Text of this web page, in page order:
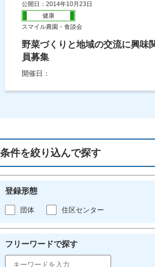
公開日：2014年10月23日
健康
スマイル農園・食談会
野菜づくりと地域の交流に興味
員募集
開催日：
条件を絞り込んで探す
登録形態
団体 住区センター
フリーワードで探す